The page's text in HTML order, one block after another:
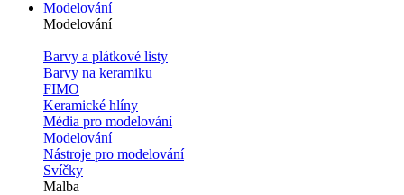
Modelování
Modelování
Barvy a plátkové listy
Barvy na keramiku
FIMO
Keramické hlíny
Média pro modelování
Modelování
Nástroje pro modelování
Svíčky
Malba